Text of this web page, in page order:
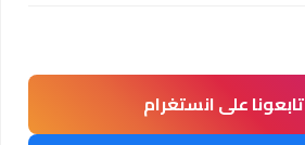
تابعونا على انستغرام